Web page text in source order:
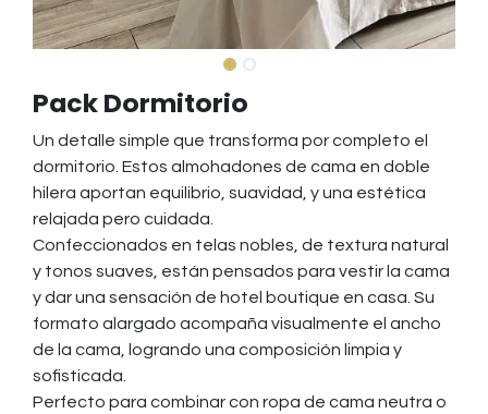
Pack Dormitorio
Un detalle simple que transforma por completo el
dormitorio. Estos almohadones de cama en doble
hilera aportan equilibrio, suavidad, y una estética
relajada pero cuidada.
Confeccionados en telas nobles, de textura natural
y tonos suaves, están pensados para vestir la cama
y dar una sensación de hotel boutique en casa. Su
formato alargado acompaña visualmente el ancho
de la cama, logrando una composición limpia y
sofisticada.
Perfecto para combinar con ropa de cama neutra o